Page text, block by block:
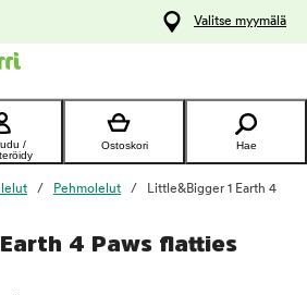
Valitse myymälä
/
Ostoskori Hae
lelut Pehmolelut
Little&Bigger 1 Earth 4
4 Paws flatties